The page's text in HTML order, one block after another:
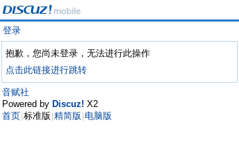
登录
抱歉，您尚未登录，无法进行此操作
点击此链接进行跳转
音赋社
Powered by Discuz! X2
首页 标准版 精简版 电脑版